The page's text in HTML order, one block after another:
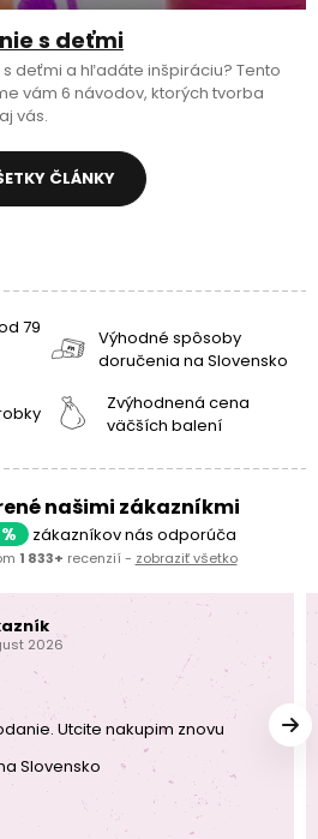
s deťmi
deťmi a hľadáte inšpiráciu? Tento
vám 6 návodov, ktorých tvorba
vás.
ČLÁNKY
79
Výhodné spôsoby
doručenia na Slovensko
Zvýhodnená cena
väčších balení
našimi zákazníkmi
zákazníkov nás odporúča
1 833+ recenzií - zobraziť všetko
2026
Utcite nakupim znovu
Slovensko